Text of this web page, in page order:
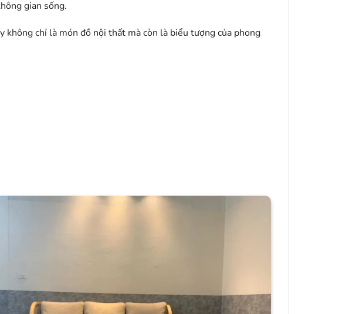
gian sống.
không chỉ là món đồ nội thất mà còn là biểu tượng của phong